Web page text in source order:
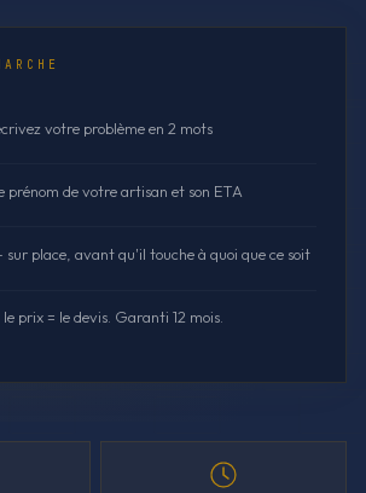
votre problème en 2 mots
prénom de votre artisan et son ETA
sur place, avant qu'il touche à quoi que ce soit
prix = le devis. Garanti 12 mois.